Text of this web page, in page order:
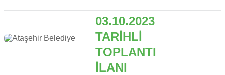
03.10.2023
TARİHLİ
TOPLANTI
İLANI